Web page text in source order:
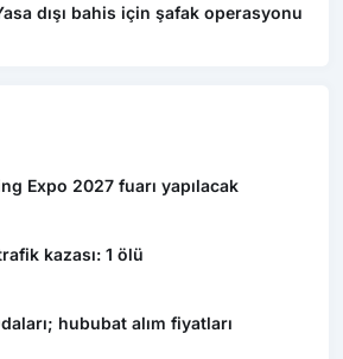
dışı bahis için şafak operasyonu
Expo 2027 fuarı yapılacak
kazası: 1 ölü
hububat alım fiyatları